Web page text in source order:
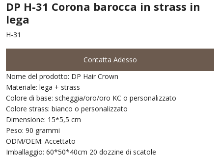
DP H-31 Corona barocca in strass in
lega
H-31
Contatta Adesso
Nome del prodotto: DP Hair Crown
Materiale: lega + strass
Colore di base: scheggia/oro/oro KC o personalizzato
Colore strass: bianco o personalizzato
Dimensione: 15*5,5 cm
Peso: 90 grammi
ODM/OEM: Accettato
Imballaggio: 60*50*40cm 20 dozzine di scatole